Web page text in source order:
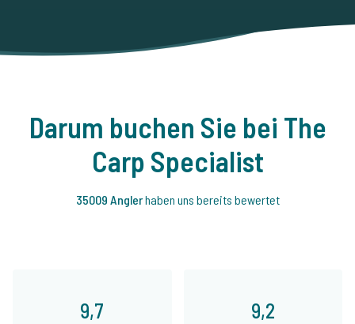
Darum buchen Sie bei The
Carp Specialist
35009 Anglerhaben uns bereits bewertet
9,7 9,2